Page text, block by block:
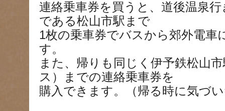
連絡乗車券を買うと、道後温泉
である松山市駅まで
1枚の乗車券でバスから郊外電車
す。
また、帰りも同じく伊予鉄松山
ス）までの連絡乗車券を
購入できます。（帰る時に気づ